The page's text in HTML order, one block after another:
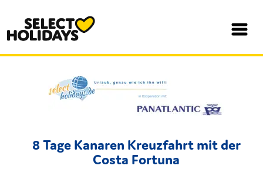
8 Tage Kanaren Kreuzfahrt mit der
Costa Fortuna